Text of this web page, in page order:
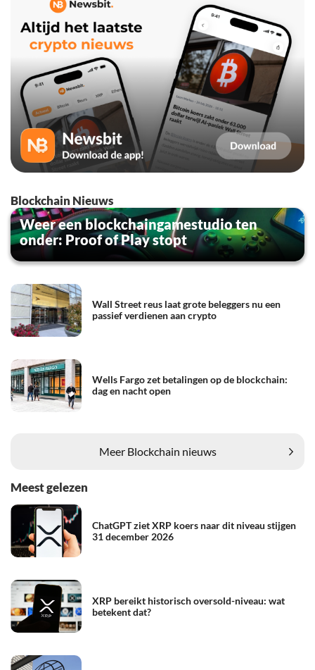
Blockchain Nieuws
Weer een blockchaingamestudio ten
onder: Proof of Play stopt
Wall Street reus laat grote beleggers nu een
passief verdienen aan crypto
Wells Fargo zet betalingen op de blockchain:
dag en nacht open
Meer Blockchain nieuws
Meest gelezen
ChatGPT ziet XRP koers naar dit niveau stijgen
31 december 2026
XRP bereikt historisch oversold-niveau: wat
betekent dat?